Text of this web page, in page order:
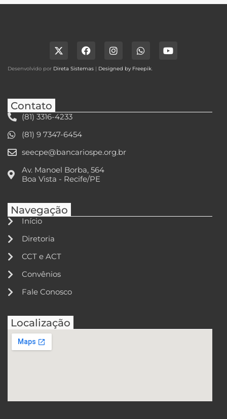
Desenvolvido por Direta Sistemas | Designed by Freepik
Contato
(81) 3316-4233
(81) 9 7347-6454
seecpe@bancariospe.org.br
Av. Manoel Borba, 564
Boa Vista - Recife/PE
Navegação
Início
Diretoria
CCT e ACT
Convênios
Fale Conosco
Localização